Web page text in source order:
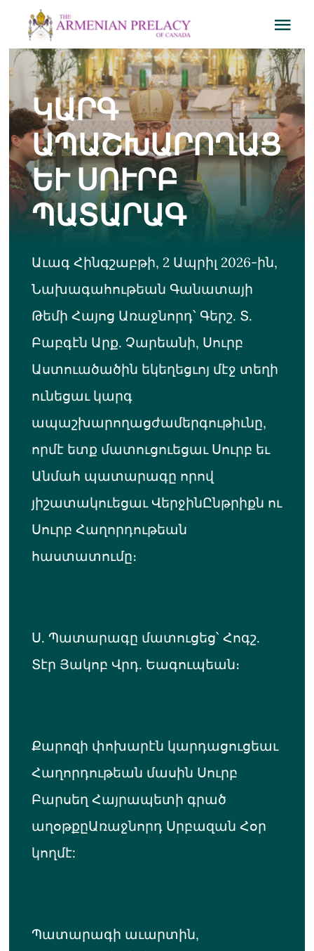
content
The Prelate
Prelacy Churches
Publication
Bookstore
The Armenian Church
ԿԱՐԳ
ԱՊԱՇԽԱՐՈՂԱՑ
ԵՒ ՍՈՒՐԲ
ՊԱՏԱՐԱԳ
Աւագ Հինգշաբթի, 2 Ապրիլ 2026-ին,
Նախագահութեան Գանատայի
Թեմի Հայոց Առաջնորդ՝ Գերշ. Տ.
Բաբգէն Արք. Չարեանի, Սուրբ
Աստուածածին եկեղեցւոյ մէջ տեղի
ունեցաւ կարգ
ապաշխարողացժամերգութիւնը,
որմէ ետք մատուցուեցաւ Սուրբ եւ
Անմահ պատարագը որով
յիշատակուեցաւ ՎերջինԸնթրիքն ու
Սուրբ Հաղորդութեան
հաստատումը։
Ս. Պատարագը մատուցեց՝ Հոգշ.
Տէր Յակոբ Վրդ. Եագուպեան։
Քարոզի փոխարէն կարդացուցեաւ
Հաղորդութեան մասին Սուրբ
Բարսեղ Հայրապետի գրած
աղօթքըԱռաջնորդ Սրբազան Հօր
կողմէ:
Պատարագի աւարտին,